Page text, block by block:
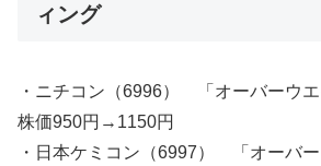
ィング
・ニチコン（6996） 「オーバーウ
株価950円→1150円
・日本ケミコン（6997） 「オーバ